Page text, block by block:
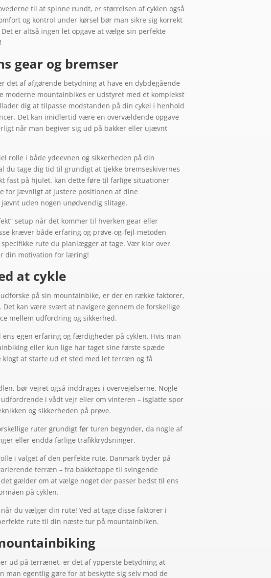
til at spinne rundt, er størrelsen af cyklen også
og kontrol under kørsel bør man sikre sig korrekt
er altså ingen let opgave at vælge sin perfekte
gear og bremser
det af afgørende betydning at have en dybdegående
moderne mountainbikes er udstyret med et komplekst
dig at tilpasse modstanden på din cykel i henhold
Det kan imidlertid være en overvældende opgave
når man begiver sig ud på bakker eller ujævnt
rolle i både ydeevnen og sikkerheden på din
du tage dig tid til grundigt at tjekke bremseskivernes
fast på hjulet, kan dette føre til farlige situationer
for jævnligt at justere positionen af dine
uden nogen unødvendig slitage.
setup når det kommer til hverken gear eller
kræver både erfaring og prøve-og-fejl-metoden
rute du planlægger at tage. Vær klar over
din motivation for læring!
at cykle
på sin mountainbike, er der en række faktorer,
kan være svært at navigere gennem de forskellige
mellem udfordring og sikkerhed.
egen erfaring og færdigheder på cyklen. Hvis man
eller kun lige har taget sine første spæde
at starte ud et sted med let terræn og få
bør vejret også inddrages i overvejelserne. Nogle
i vådt vejr eller om vinteren – isglatte spor
og sikkerheden på prøve.
ruter grundigt før turen begynder, da nogle af
eller endda farlige trafikkrydsninger.
i valget af den perfekte rute. Danmark byder på
terræn – fra bakketoppe til svingende
gælder om at vælge noget der passer bedst til ens
på cyklen.
du vælger din rute! Ved at tage disse faktorer i
rute til din næste tur på mountainbiken.
ud på terrænet, er det af ypperste betydning at
man egentlig gøre for at beskytte sig selv mod de